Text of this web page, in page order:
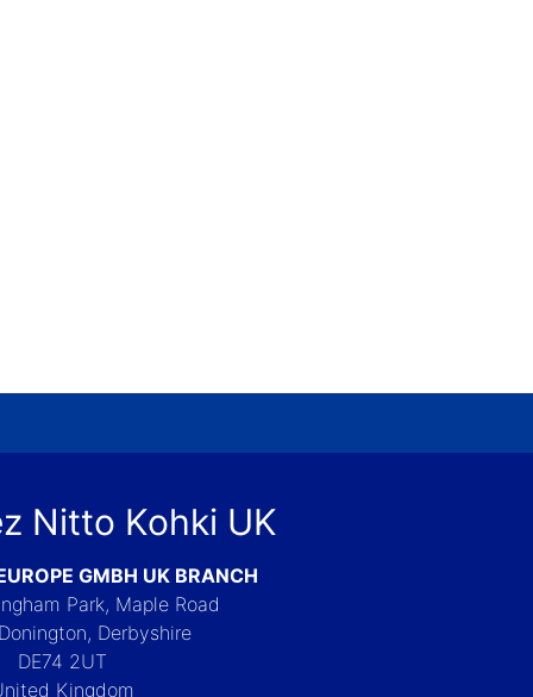
Nitto Kohki UK
GMBH UK BRANCH
Park, Maple Road
Derbyshire
DE74 2UT
Kingdom